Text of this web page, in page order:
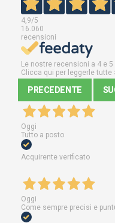
4,9/5
16.060
recensioni
Le nostre recensioni a 4 e
Clicca qui per leggerle tutte
PRECEDENTE
Oggi
Tutto a posto
Acquirente verificato
Oggi
Come sempre precisi e